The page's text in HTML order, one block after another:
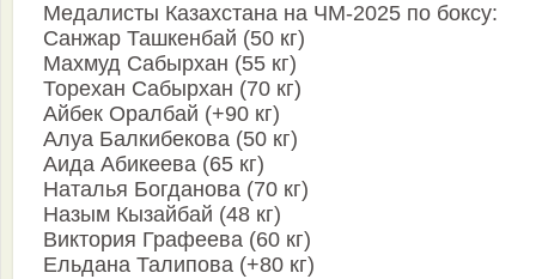
Медалисты Казахстана на ЧМ-2025 по боксу:
Санжар Ташкенбай (50 кг)
Махмуд Сабырхан (55 кг)
Торехан Сабырхан (70 кг)
Айбек Оралбай (+90 кг)
Алуа Балкибекова (50 кг)
Аида Абикеева (65 кг)
Наталья Богданова (70 кг)
Назым Кызайбай (48 кг)
Виктория Графеева (60 кг)
Ельдана Талипова (+80 кг)